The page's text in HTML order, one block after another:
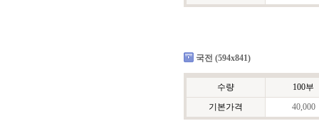
국전 (594x841)
수량
100부
기본가격
40,000